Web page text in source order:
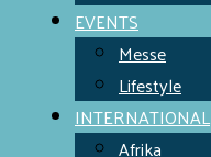
EVENTS
Messe
Lifestyle
INTERNATIONAL
Afrika